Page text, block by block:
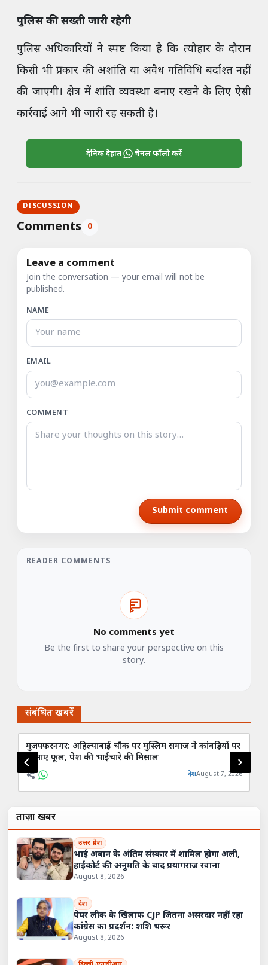
पुलिस की सख्ती जारी रहेगी
पुलिस अधिकारियों ने स्पष्ट किया है कि त्योहार के दौरान
किसी भी प्रकार की अशांति या अवैध गतिविधि बर्दाश्त नहीं
की जाएगी। क्षेत्र में शांति व्यवस्था बनाए रखने के लिए ऐसी
कार्रवाई आगे भी जारी रह सकती है।
दैनिक देहात चैनल फॉलो करें
DISCUSSION
Comments 0
Leave a comment
Join the conversation — your email will not be
published.
NAME
EMAIL
COMMENT
Submit comment
READER COMMENTS
No comments yet
Be the first to share your perspective on this
story.
संबंधित खबरें
मुजफ्फरनगर: अहिल्याबाई चौक पर मुस्लिम समाज ने कांवड़ियों पर
बरसाए फूल, पेश की भाईचारे की मिसाल
देशAugust 7, 2026
ताज़ा खबरें
उत्तर प्रदेश
भाई अबान के अंतिम संस्कार में शामिल होगा अली,
हाईकोर्ट की अनुमति के बाद प्रयागराज रवाना
August 8, 2026
देश
पेपर लीक के खिलाफ CJP जितना असरदार नहीं रहा
कांग्रेस का प्रदर्शन: शशि थरूर
August 8, 2026